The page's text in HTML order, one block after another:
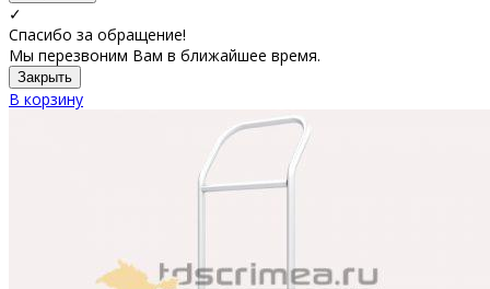
✓
Спасибо за обращение!
Мы перезвоним Вам в ближайшее время.
Закрыть
В корзину